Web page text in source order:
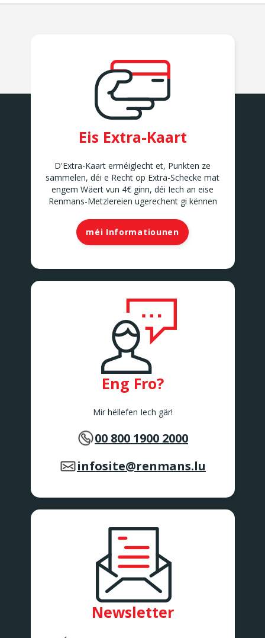
Eis Extra-Kaart
D'Extra-Kaart erméiglecht et, Punkten ze
sammelen, déi e Recht op Extra-Schecke mat
engem Wäert vun 4€ ginn, déi Iech an eise
Renmans-Metzlereien ugerechent gi kënnen
méi Informatiounen
Eng Fro?
Mir hëllefen Iech gär!
00 800 1900 2000
infosite@renmans.lu
Newsletter